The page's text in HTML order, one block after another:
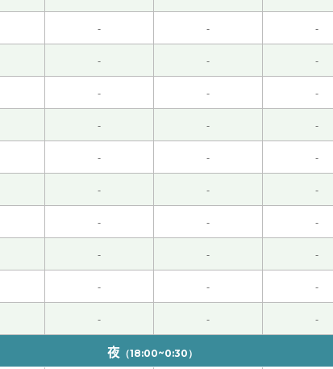
。請一邊好好休息、一邊慢慢度過這段時光吧。我衷心
以后我会继续努力学习中文，也期待跟您聊更多有意
机会。
体。休息休息吧。下次见了！( 50代 男性 )
中！ 下次再聊吧！
能也是原因之一。 你能早点去听听医生的建议就好了。
来做、多多少少缓解一下无聊的生活呢。
。不过我已经设置了闹钟、以后就没问题了。
- - -
- - -
- - -
- - -
- - -
- - -
- - -
- - -
- - -
- - -
夜 （18:00~0:30）